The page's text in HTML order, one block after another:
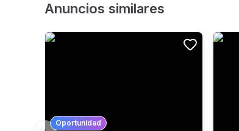
Anuncios similares
Oportunidad